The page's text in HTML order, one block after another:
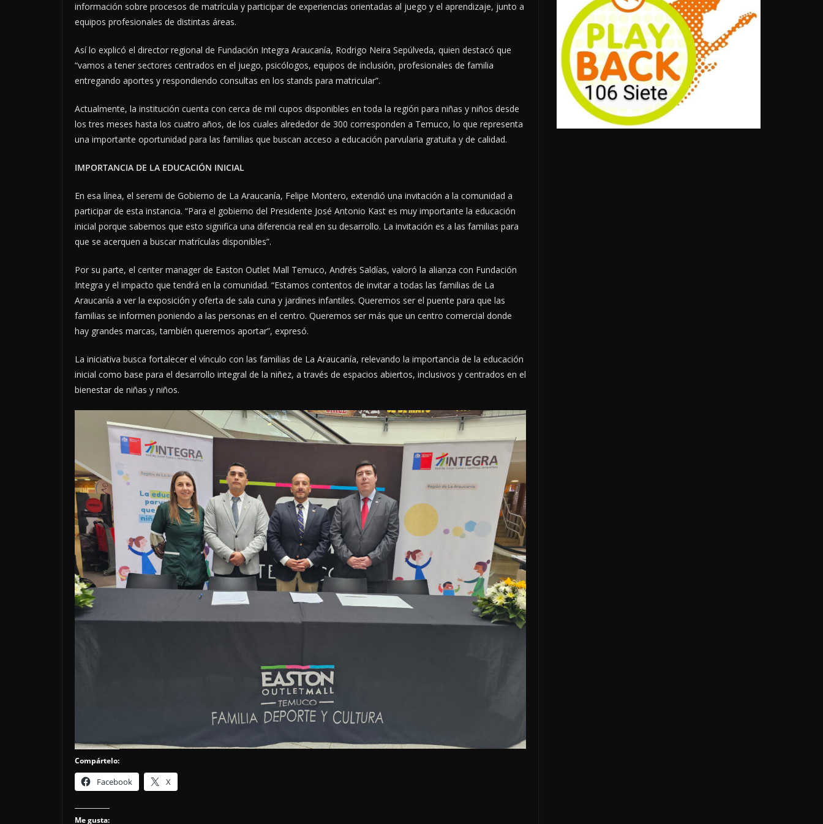
información sobre procesos de matrícula y participar de experiencias orientadas al juego y el aprendizaje, junto a
equipos profesionales de distintas áreas.
Así lo explicó el director regional de Fundación Integra Araucanía, Rodrigo Neira Sepúlveda, quien destacó que
“vamos a tener sectores centrados en el juego, psicólogos, equipos de inclusión, profesionales de familia
entregando aportes y respondiendo consultas en los stands para matricular”.
Actualmente, la institución cuenta con cerca de mil cupos disponibles en toda la región para niñas y niños desde
los tres meses hasta los cuatro años, de los cuales alrededor de 300 corresponden a Temuco, lo que representa
una importante oportunidad para las familias que buscan acceso a educación parvularia gratuita y de calidad.
IMPORTANCIA DE LA EDUCACIÓN INICIAL
En esa línea, el seremi de Gobierno de La Araucanía, Felipe Montero, extendió una invitación a la comunidad a
participar de esta instancia. “Para el gobierno del Presidente José Antonio Kast es muy importante la educación
inicial porque sabemos que esto significa una diferencia real en su desarrollo. La invitación es a las familias para
que se acerquen a buscar matrículas disponibles”.
Por su parte, el center manager de Easton Outlet Mall Temuco, Andrés Saldías, valoró la alianza con Fundación
Integra y el impacto que tendrá en la comunidad. “Estamos contentos de invitar a todas las familias de La
Araucanía a ver la exposición y oferta de sala cuna y jardines infantiles. Queremos ser el puente para que las
familias se informen poniendo a las personas en el centro. Queremos ser más que un centro comercial donde
hay grandes marcas, también queremos aportar”, expresó.
La iniciativa busca fortalecer el vínculo con las familias de La Araucanía, relevando la importancia de la educación
inicial como base para el desarrollo integral de la niñez, a través de espacios abiertos, inclusivos y centrados en el
bienestar de niñas y niños.
Compártelo:
Facebook X
Me gusta: